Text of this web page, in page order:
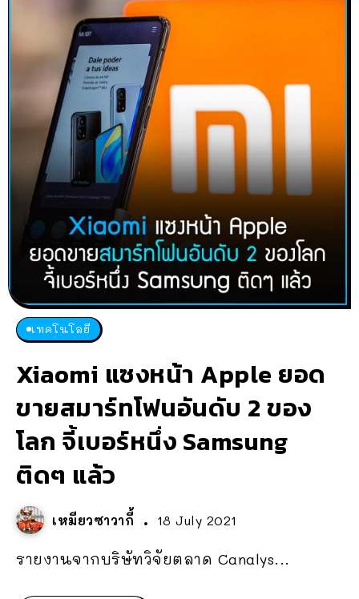
เทคโนโลยี
Xiaomi แซงหน้า Apple ยอด
ขายสมาร์ทโฟนอันดับ 2 ของ
โลก จี้เบอร์หนึ่ง Samsung
ติดๆ แล้ว
เหมียวซาวากี้ 18 July 2021
รายงานจากบริษัทวิจัยตลาด Canalys...